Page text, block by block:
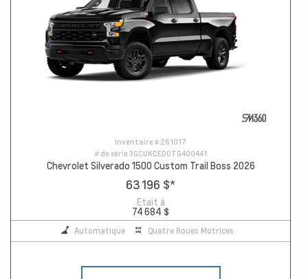
Inventaire # 261017
# de série3GCUKCED0TG400441
Chevrolet Silverado 1500 Custom Trail Boss 2026
63 196 $*
Etait à
74 684 $
Automatique Quatre Roues Motrices